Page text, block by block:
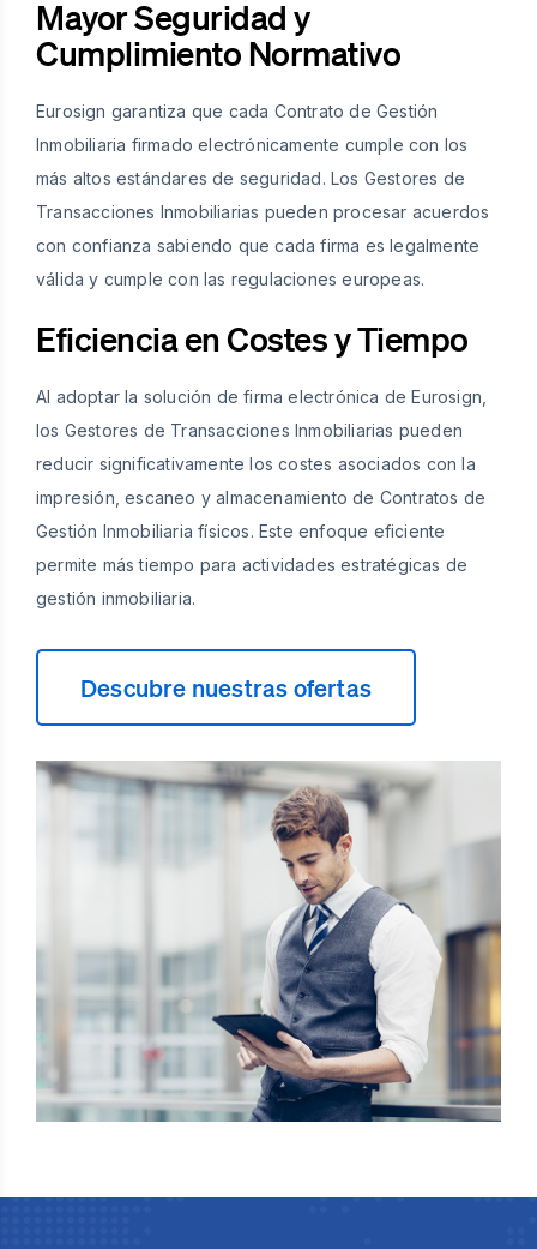
Mayor Seguridad y
Cumplimiento Normativo
Eurosign garantiza que cada Contrato de Gestión
Inmobiliaria firmado electrónicamente cumple con los
más altos estándares de seguridad. Los Gestores de
Transacciones Inmobiliarias pueden procesar acuerdos
con confianza sabiendo que cada firma es legalmente
válida y cumple con las regulaciones europeas.
Eficiencia en Costes y Tiempo
Al adoptar la solución de firma electrónica de Eurosign,
los Gestores de Transacciones Inmobiliarias pueden
reducir significativamente los costes asociados con la
impresión, escaneo y almacenamiento de Contratos de
Gestión Inmobiliaria físicos. Este enfoque eficiente
permite más tiempo para actividades estratégicas de
gestión inmobiliaria.
Descubre nuestras ofertas